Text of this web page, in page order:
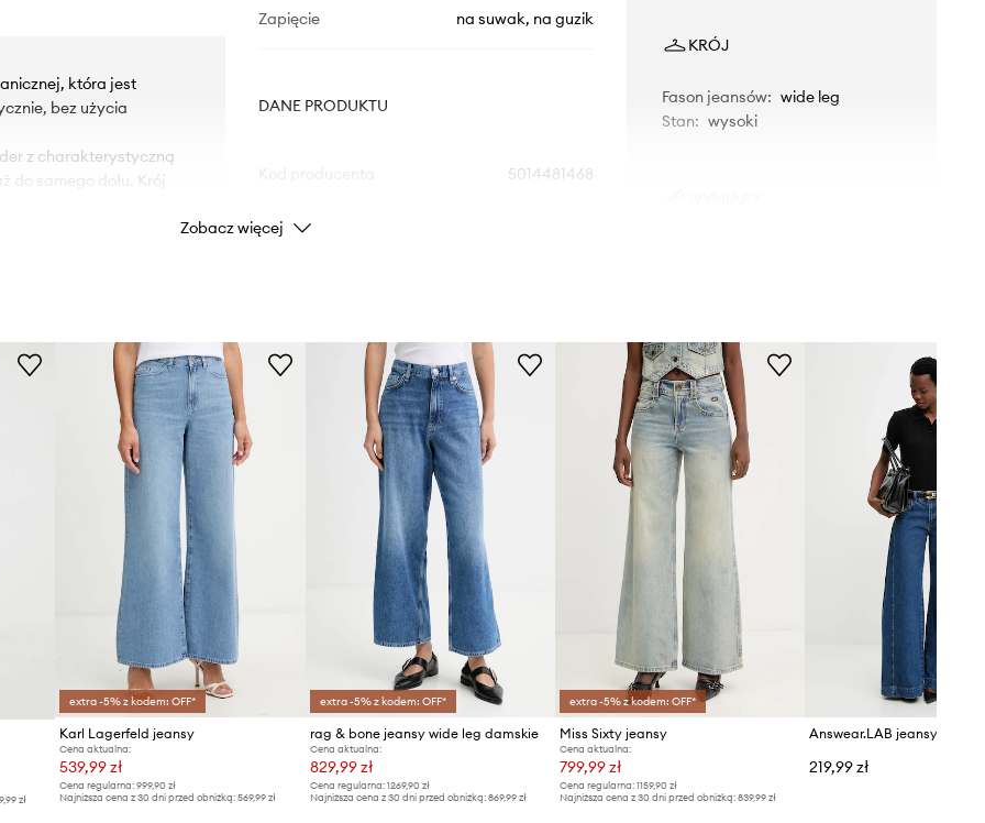
która jest
bez użycia
z charakterystyczną
do samego dołu. Krój
Zapięcie na suwak, na guzik
DANE PRODUKTU
5014481468
Kolor
Producent
KRÓJ
Fason jeansów: wide leg
Stan: wysoki
Zalecamy wybór rozmiaru, jaki nosisz
zazwyczaj.
Tabela rozmiarów
Zobacz więcej
zł
extra -5% z kodem: OFF*
Karl Lagerfeld jeansy
Cena aktualna:
539,99 zł
Cena regularna: 999,90 zł
Najniższa cena z 30 dni przed obniżką: 569,99 zł
extra -5% z kodem: OFF*
rag & bone jeansy wide leg damskie
Cena aktualna:
829,99 zł
Cena regularna: 1269,90 zł
Najniższa cena z 30 dni przed obniżką: 869,99 zł
extra -5% z kodem: OFF*
Miss Sixty jeansy
Cena aktualna:
799,99 zł
Cena regularna:1159,90 zł
Najniższa cena z 30 dni przed obniżką:839,99 zł
219,99 zł